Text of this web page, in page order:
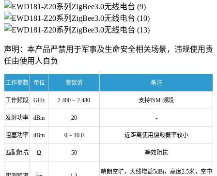
声明：本产品严禁用于军事及生命安全相关场景，违规使用责
任由使用人自负
工作参数 单位 参数值 备注
工作频段 GHz 2.400 ~ 2.480 支持ISM 频段
发射功率 dBm 20 -
阻塞功率 dBm 0 ~ 10.0 近距离使用烧毁概率较小
匹配阻抗 Ω 50 等效阻抗
晴朗空旷，天线增益5dBi， 高度2.5米，空中